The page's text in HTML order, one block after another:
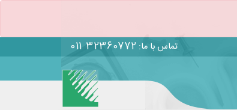
تماس با ما: 011 32360772